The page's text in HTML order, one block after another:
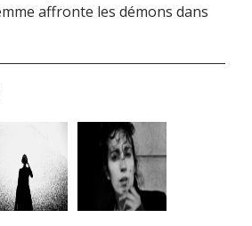
affronte les démons dans